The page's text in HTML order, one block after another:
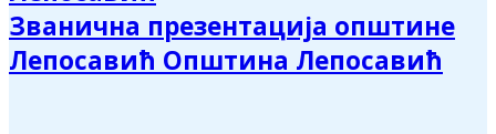
Званична презентација општине
Лепосавић Општина Лепосавић